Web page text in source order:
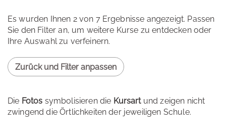
Es wurden Ihnen 2 von 7 Ergebnisse angezeigt. Passen
Sie den Filter an, um weitere Kurse zu entdecken oder
Ihre Auswahl zu verfeinern.
Zurück und Filter anpassen
Die Fotos symbolisieren die Kursartund zeigen nicht
zwingend die Örtlichkeiten der jeweiligen Schule.